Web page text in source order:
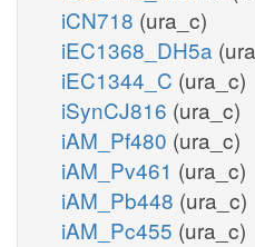
iCN718 (ura_c)
iEC1368_DH5a
iEC1344_C (ura_c)
iSynCJ816 (ura_c)
iAM_Pf480 (ura_c)
iAM_Pv461 (ura_c)
iAM_Pb448 (ura_c)
iAM_Pc455 (ura_c)